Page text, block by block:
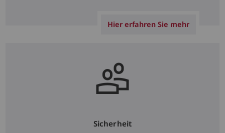
Hier erfahren Sie mehr
Sicherheit